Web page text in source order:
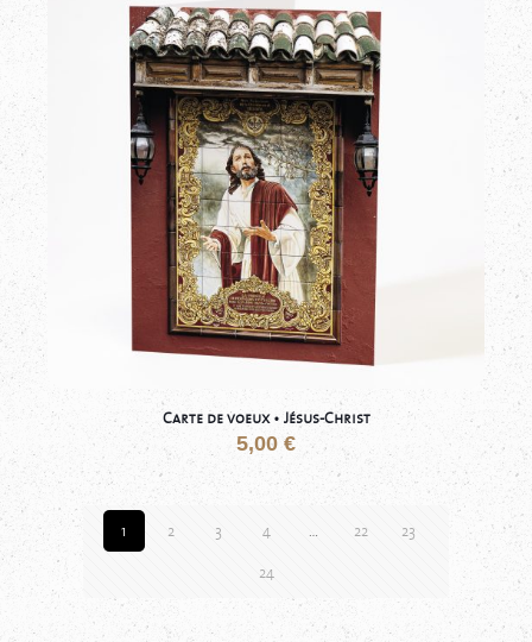
Carte de voeux • Jésus-Christ
5,00 €
1 2 3 4 … 22
23
24